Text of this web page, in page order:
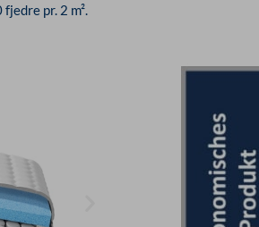
pr. 2 m².